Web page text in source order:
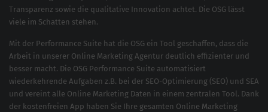
Transparenz sowie die qualitative Innovation achtet. Die OSG lässt
viele im Schatten stehen.
Mit der Performance Suite hat die OSG ein Tool geschaffen, dass die
Arbeit in unserer Online Marketing Agentur deutlich effizienter und
besser macht. Die OSG Performance Suite automatisiert
wiederkehrende Aufgaben z.B. bei der SEO-Optimierung (SEO) und SEA
und vereint alle Online Marketing Daten in einem zentralen Tool. Dank
der kostenfreien App haben Sie Ihre gesamten Online Marketing